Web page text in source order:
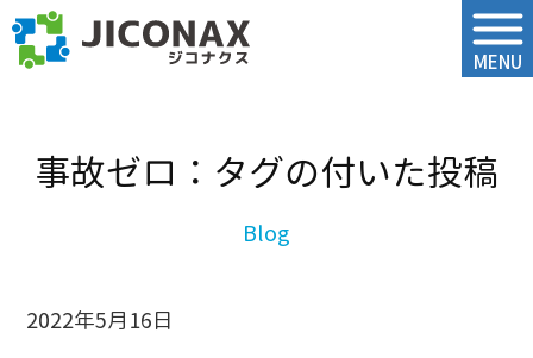
MENU
事故ゼロ：タグの付いた投稿
2022年5月16日